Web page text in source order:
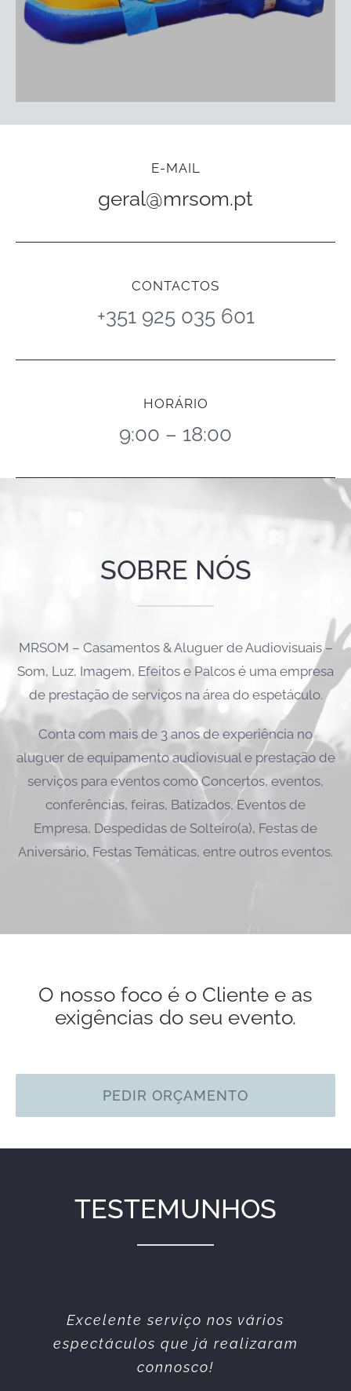
E-MAIL
geral@mrsom.pt
CONTACTOS
+351 925 035 601
HORÁRIO
9:00 – 18:00
SOBRE NÓS
MRSOM – Casamentos & Aluguer de Audiovisuais –
Som, Luz, Imagem, Efeitos e Palcos é uma empresa
de prestação de serviços na área do espetáculo.
Conta com mais de 3 anos de experiência no
aluguer de equipamento audiovisual e prestação de
serviços para eventos como Concertos, eventos,
conferências, feiras, Batizados, Eventos de
Empresa, Despedidas de Solteiro(a), Festas de
Aniversário, Festas Temáticas, entre outros eventos.
O nosso foco é o Cliente e as
exigências do seu evento.
PEDIR ORÇAMENTO
TESTEMUNHOS
Excelente serviço nos vários
espectáculos que já realizaram
connosco!
Equipa simpática e profissional.
Sempre prestáveis. Todos os
serviços prestados sempre da